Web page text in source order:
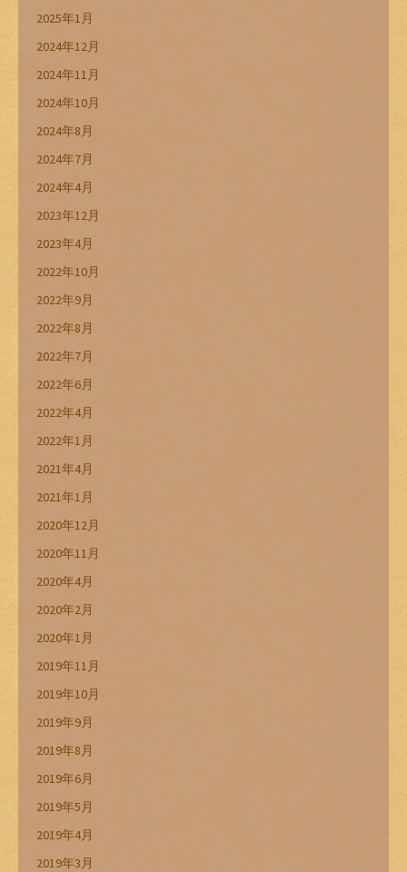
2025年1月
2024年12月
2024年11月
2024年10月
2024年8月
2024年7月
2024年4月
2023年12月
2023年4月
2022年10月
2022年9月
2022年8月
2022年7月
2022年6月
2022年4月
2022年1月
2021年4月
2021年1月
2020年12月
2020年11月
2020年4月
2020年2月
2020年1月
2019年11月
2019年10月
2019年9月
2019年8月
2019年6月
2019年5月
2019年4月
2019年3月